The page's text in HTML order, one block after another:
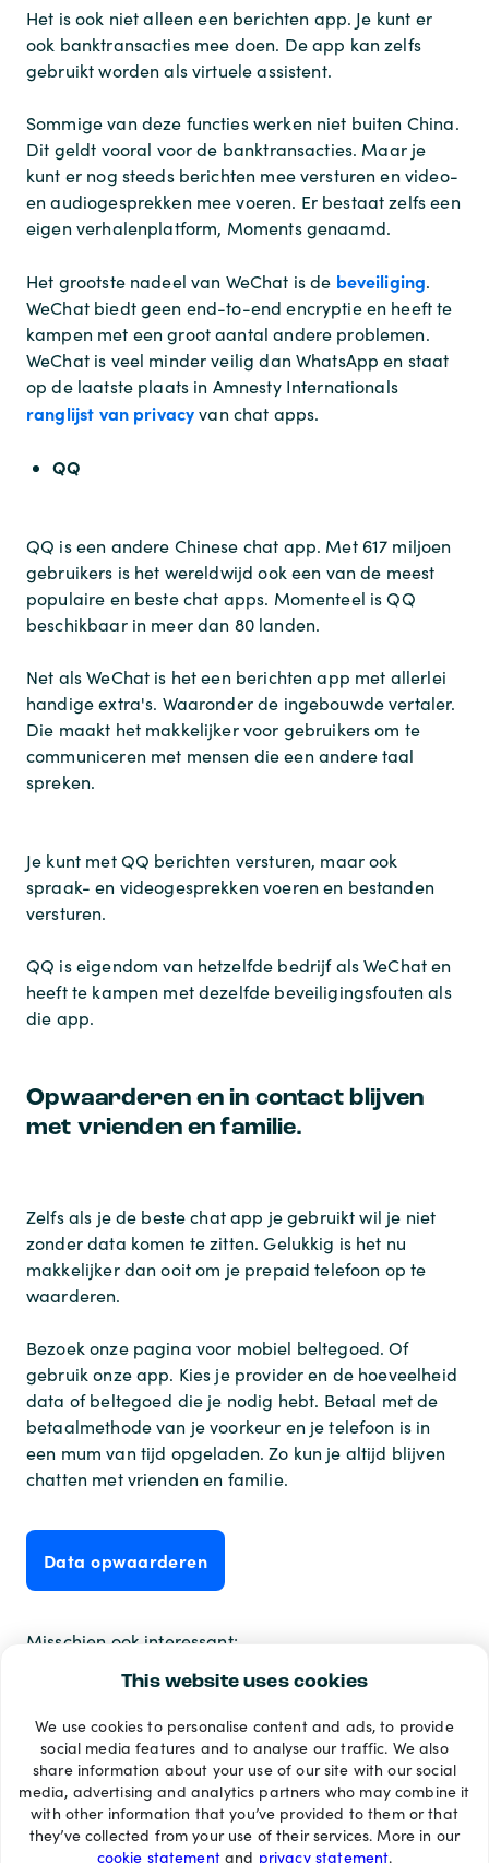
This website uses cookies
We use cookies to personalise content and ads, to provide
social media features and to analyse our traffic. We also
share information about your use of our site with our social
media, advertising and analytics partners who may combine it
with other information that you’ve provided to them or that
they’ve collected from your use of their services. More in our
cookie statementand privacy statement.
Het is ook niet alleen een berichten app. Je kunt er
ook banktransacties mee doen. De app kan zelfs
gebruikt worden als virtuele assistent.
Sommige van deze functies werken niet buiten China.
Dit geldt vooral voor de banktransacties. Maar je
kunt er nog steeds berichten mee versturen en video-
en audiogesprekken mee voeren. Er bestaat zelfs een
eigen verhalenplatform, Moments genaamd.
Het grootste nadeel van WeChat is de beveiliging.
WeChat biedt geen end-to-end encryptie en heeft te
kampen met een groot aantal andere problemen.
WeChat is veel minder veilig dan WhatsApp en staat
op de laatste plaats in Amnesty Internationals
ranglijst van privacyvan chat apps.
QQ
QQ is een andere Chinese chat app. Met 617 miljoen
gebruikers is het wereldwijd ook een van de meest
populaire en beste chat apps. Momenteel is QQ
beschikbaar in meer dan 80 landen.
Net als WeChat is het een berichten app met allerlei
handige extra's. Waaronder de ingebouwde vertaler.
Die maakt het makkelijker voor gebruikers om te
communiceren met mensen die een andere taal
spreken.
Je kunt met QQ berichten versturen, maar ook
spraak- en videogesprekken voeren en bestanden
versturen.
QQ is eigendom van hetzelfde bedrijf als WeChat en
heeft te kampen met dezelfde beveiligingsfouten als
die app.
Opwaarderen en in contact blijven
met vrienden en familie.
Zelfs als je de beste chat app je gebruikt wil je niet
zonder data komen te zitten. Gelukkig is het nu
makkelijker dan ooit om je prepaid telefoon op te
waarderen.
Bezoek onze pagina voor mobiel beltegoed. Of
gebruik onze app. Kies je provider en de hoeveelheid
data of beltegoed die je nodig hebt. Betaal met de
betaalmethode van je voorkeur en je telefoon is in
een mum van tijd opgeladen. Zo kun je altijd blijven
chatten met vrienden en familie.
Data opwaarderen
Misschien ook interessant:
Is WhatsApp veilig?
Betaalmethoden